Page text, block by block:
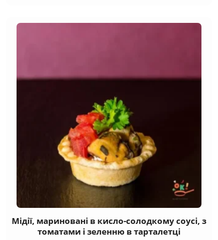
Мідії, мариновані в кисло-солодкому соусі, з
томатами і зеленню в тарталетці